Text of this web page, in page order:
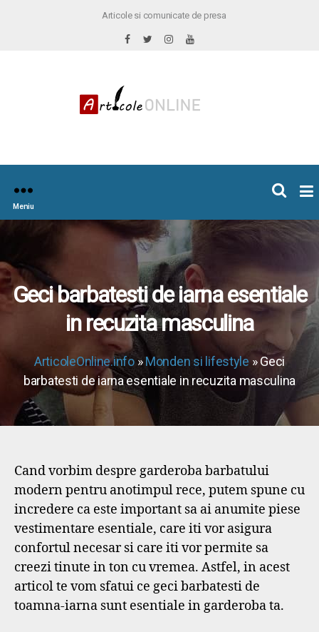
Articole si comunicate de presa
Meniu
Geci barbatesti de iarna esentiale
in recuzita masculina
ArticoleOnline.info»Monden si lifestyle » Geci
barbatesti de iarna esentiale in recuzita masculina
Cand vorbim despre garderoba barbatului
modern pentru anotimpul rece, putem spune cu
incredere ca este important sa ai anumite piese
vestimentare esentiale, care iti vor asigura
confortul necesar si care iti vor permite sa
creezi tinute in ton cu vremea. Astfel, in acest
articol te vom sfatui ce geci barbatesti de
toamna-iarna sunt esentiale in garderoba ta.